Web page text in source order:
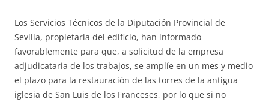
Los Servicios Técnicos de la Diputación Provincial de
Sevilla, propietaria del edificio, han informado
favorablemente para que, a solicitud de la empresa
adjudicataria de los trabajos, se amplíe en un mes y medio
el plazo para la restauración de las torres de la antigua
iglesia de San Luis de los Franceses, por lo que si no